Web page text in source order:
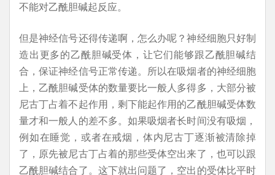
不能对乙酰胆碱起反应。
但是神经信号还得传递啊，怎么办呢？神经细胞只好制
造出更多的乙酰胆碱受体，让它们能够跟乙酰胆碱结
合，保证神经信号正常传递。所以在吸烟者的神经细胞
上，乙酰胆碱受体的数量要比一般人多得多，大部分被
尼古丁占着不起作用，剩下能起作用的乙酰胆碱受体数
量才和一般人的差不多。如果吸烟者长时间没有吸烟，
例如在睡觉，或者在戒烟，体内尼古丁逐渐被清除掉
了，原先被尼古丁占着的那些受体空出来了，也可以跟
乙酰胆碱结合了。这下就出问题了，空出的受体比平时